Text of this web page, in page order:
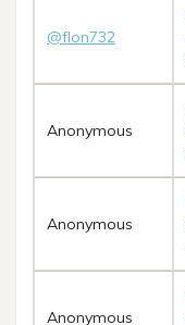
@flon732
Anonymous
Anonymous
Anonymous